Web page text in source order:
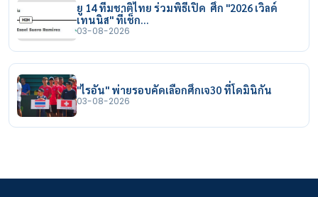
ยู 14 ทีมชาติไทย ร่วมพิธีเปิด ศึก "2026 เวิลด์
เทนนิส" ที่เช็ก…
03-08-2026
"ไรอัน" พ่ายรอบคัดเลือกศึกเจ30 ที่โดมินิกัน
03-08-2026